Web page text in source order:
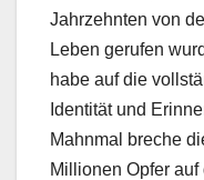
Jahrzehnten von
Leben gerufen
habe auf die
Identität und
Mahnmal breche
Millionen Opfer